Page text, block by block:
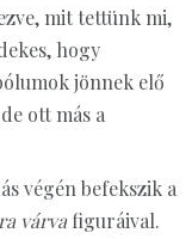
mit tettünk mi,
hogy
jönnek elő
ott más a
végén befekszik a
várvafiguráival.